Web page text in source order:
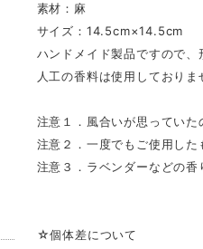
素材：麻
サイズ：14.5cm×14.5cm
ハンドメイド製品ですので、
人工の香料は使用しており
注意１．風合いが思っていた
注意２．一度でもご使用した
注意３．ラベンダーなどの香
☆個体差について